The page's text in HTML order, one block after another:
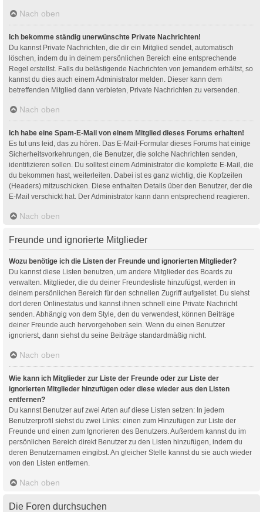
Nach oben
Ich bekomme ständig unerwünschte Private Nachrichten!
Du kannst Private Nachrichten, die dir ein Mitglied sendet, automatisch
löschen, indem du in deinem persönlichen Bereich eine entsprechende
Regel erstellst. Falls du belästigende Nachrichten von jemandem erhältst, so
kannst du dies auch einem Administrator melden. Dieser kann dem
betreffenden Mitglied dann verbieten, Private Nachrichten zu versenden.
Nach oben
Ich habe eine Spam-E-Mail von einem Mitglied dieses Forums erhalten!
Es tut uns leid, das zu hören. Das E-Mail-Formular dieses Forums hat einige
Sicherheitsvorkehrungen, die Benutzer, die solche Nachrichten senden,
identifizieren sollen. Du solltest einem Administrator die komplette E-Mail, die
du bekommen hast, weiterleiten. Dabei ist es ganz wichtig, die Kopfzeilen
(Headers) mitzuschicken. Diese enthalten Details über den Benutzer, der die
E-Mail verschickt hat. Der Administrator kann dann entsprechend reagieren.
Nach oben
Freunde und ignorierte Mitglieder
Wozu benötige ich die Listen der Freunde und ignorierten Mitglieder?
Du kannst diese Listen benutzen, um andere Mitglieder des Boards zu
verwalten. Mitglieder, die du deiner Freundesliste hinzufügst, werden in
deinem persönlichen Bereich für den schnellen Zugriff aufgelistet. Du siehst
dort deren Onlinestatus und kannst ihnen schnell eine Private Nachricht
senden. Abhängig von dem Style, den du verwendest, können Beiträge
deiner Freunde auch hervorgehoben sein. Wenn du einen Benutzer
ignorierst, dann siehst du seine Beiträge standardmäßig nicht.
Nach oben
Wie kann ich Mitglieder zur Liste der Freunde oder zur Liste der
ignorierten Mitglieder hinzufügen oder diese wieder aus den Listen
entfernen?
Du kannst Benutzer auf zwei Arten auf diese Listen setzen: In jedem
Benutzerprofil siehst du zwei Links: einen zum Hinzufügen zur Liste der
Freunde und einen zum Ignorieren des Benutzers. Außerdem kannst du im
persönlichen Bereich direkt Benutzer zu den Listen hinzufügen, indem du
deren Benutzernamen eingibst. An gleicher Stelle kannst du sie auch wieder
von den Listen entfernen.
Nach oben
Die Foren durchsuchen